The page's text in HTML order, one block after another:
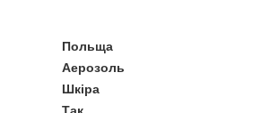
Польща
Аерозоль
Шкіра
Так